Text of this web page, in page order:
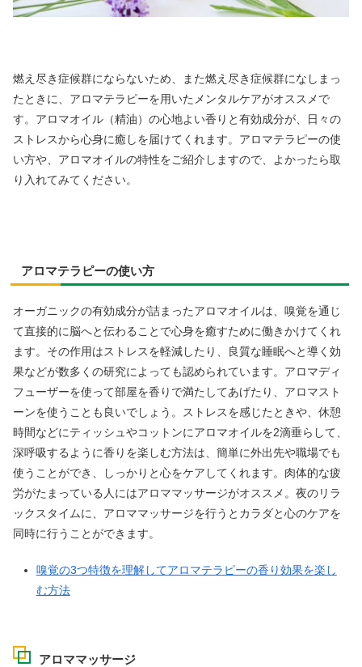
燃え尽き症候群にならないため、また燃え尽き症候群になしまっ
たときに、アロマテラピーを用いたメンタルケアがオススメで
す。アロマオイル（精油）の心地よい香りと有効成分が、日々の
ストレスから心身に癒しを届けてくれます。アロマテラピーの使
い方や、アロマオイルの特性をご紹介しますので、よかったら取
り入れてみてください。
アロマテラピーの使い方
オーガニックの有効成分が詰まったアロマオイルは、嗅覚を通じ
て直接的に脳へと伝わることで心身を癒すために働きかけてくれ
ます。その作用はストレスを軽減したり、良質な睡眠へと導く効
果などが数多くの研究によっても認められています。アロマディ
フューザーを使って部屋を香りで満たしてあげたり、アロマスト
ーンを使うことも良いでしょう。ストレスを感じたときや、休憩
時間などにティッシュやコットンにアロマオイルを2滴垂らして、
深呼吸するように香りを楽しむ方法は、簡単に外出先や職場でも
使うことができ、しっかりと心をケアしてくれます。肉体的な疲
労がたまっている人にはアロママッサージがオススメ。夜のリラ
ックスタイムに、アロママッサージを行うとカラダと心のケアを
同時に行うことができます。
嗅覚の3つ特徴を理解してアロマテラピーの香り効果を楽し
む方法
アロママッサージ